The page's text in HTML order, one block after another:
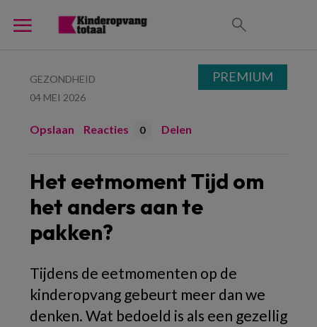
GEZONDHEID
04 MEI 2026
Opslaan Reacties 0 Delen
Het eetmoment Tijd om
het anders aan te
pakken?
Tijdens de eetmomenten op de
kinderopvang gebeurt meer dan we
denken. Wat bedoeld is als een gezellig
PREMIUM